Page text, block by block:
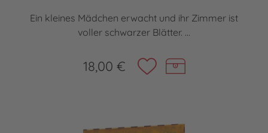
Ein kleines Mädchen erwacht und ihr Zimmer ist
voller schwarzer Blätter. ...
18,00 €